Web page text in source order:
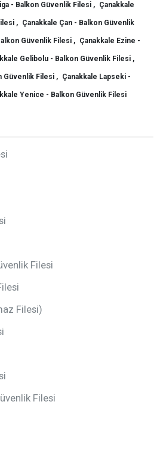
- Balkon Güvenlik Filesi , Çanakkale
, Çanakkale Çan - Balkon Güvenlik
Güvenlik Filesi , Çanakkale Ezine -
Gelibolu - Balkon Güvenlik Filesi ,
Güvenlik Filesi , Çanakkale Lapseki -
Yenice - Balkon Güvenlik Filesi
Filesi
Filesi)
Filesi